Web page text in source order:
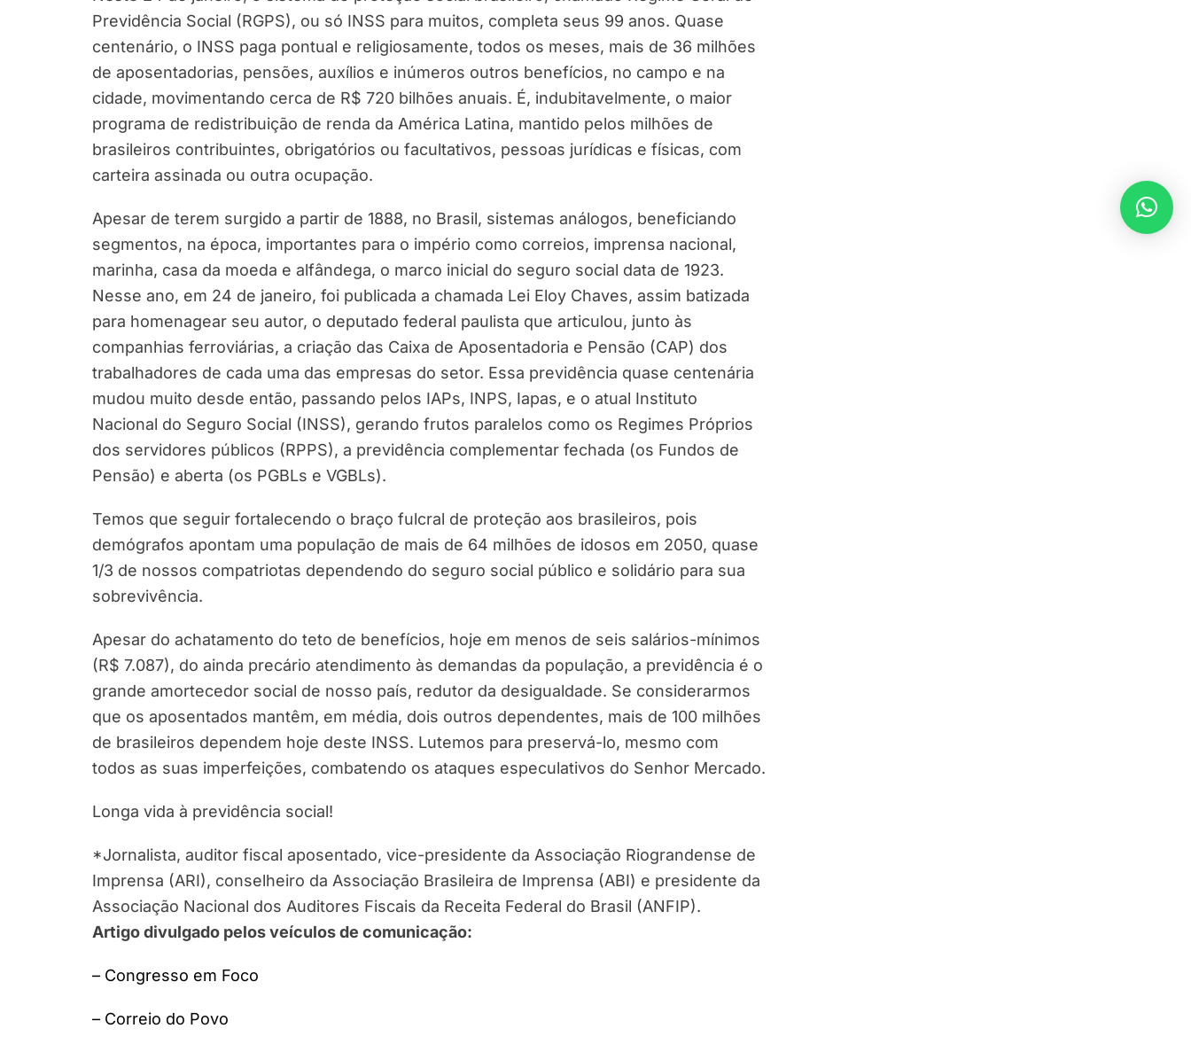
Previdência Social (RGPS), ou só INSS para muitos, completa seus 99 anos. Quase
centenário, o INSS paga pontual e religiosamente, todos os meses, mais de 36 milhões
de aposentadorias, pensões, auxílios e inúmeros outros benefícios, no campo e na
cidade, movimentando cerca de R$ 720 bilhões anuais. É, indubitavelmente, o maior
programa de redistribuição de renda da América Latina, mantido pelos milhões de
brasileiros contribuintes, obrigatórios ou facultativos, pessoas jurídicas e físicas, com
carteira assinada ou outra ocupação.
Apesar de terem surgido a partir de 1888, no Brasil, sistemas análogos, beneficiando
segmentos, na época, importantes para o império como correios, imprensa nacional,
marinha, casa da moeda e alfândega, o marco inicial do seguro social data de 1923.
Nesse ano, em 24 de janeiro, foi publicada a chamada Lei Eloy Chaves, assim batizada
para homenagear seu autor, o deputado federal paulista que articulou, junto às
companhias ferroviárias, a criação das Caixa de Aposentadoria e Pensão (CAP) dos
trabalhadores de cada uma das empresas do setor. Essa previdência quase centenária
mudou muito desde então, passando pelos IAPs, INPS, Iapas, e o atual Instituto
Nacional do Seguro Social (INSS), gerando frutos paralelos como os Regimes Próprios
dos servidores públicos (RPPS), a previdência complementar fechada (os Fundos de
Pensão) e aberta (os PGBLs e VGBLs).
Temos que seguir fortalecendo o braço fulcral de proteção aos brasileiros, pois
demógrafos apontam uma população de mais de 64 milhões de idosos em 2050, quase
1/3 de nossos compatriotas dependendo do seguro social público e solidário para sua
sobrevivência.
Apesar do achatamento do teto de benefícios, hoje em menos de seis salários-mínimos
(R$ 7.087), do ainda precário atendimento às demandas da população, a previdência é o
grande amortecedor social de nosso país, redutor da desigualdade. Se considerarmos
que os aposentados mantêm, em média, dois outros dependentes, mais de 100 milhões
de brasileiros dependem hoje deste INSS. Lutemos para preservá-lo, mesmo com
todos as suas imperfeições, combatendo os ataques especulativos do Senhor Mercado.
Longa vida à previdência social!
*Jornalista, auditor fiscal aposentado, vice-presidente da Associação Riograndense de
Imprensa (ARI), conselheiro da Associação Brasileira de Imprensa (ABI) e presidente da
Associação Nacional dos Auditores Fiscais da Receita Federal do Brasil (ANFIP).
Artigo divulgado pelos veículos de comunicação:
– Congresso em Foco
– Correio do Povo